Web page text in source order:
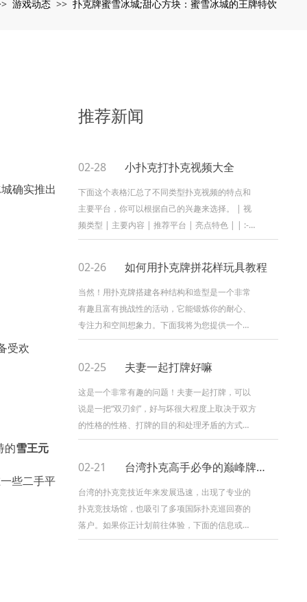
游戏动态 >> 扑克牌蜜雪冰城;甜心方块：蜜雪冰城的王牌特饮
确实推出
受欢
的雪王元
些二手平
推荐新闻
02-28 小扑克打扑克视频大全
下面这个表格汇总了不同类型扑克视频的特点和
主要平台，你可以根据自己的兴趣来选择。 | 视
频类型 | 主要内容 | 推荐平台 | 亮点特色 | | :--
| :-- | : | : | | 扑克魔术教...
02-26 如何用扑克牌拼花样玩具教程
当然！用扑克牌搭建各种结构和造型是一个非常
有趣且富有挑战性的活动，它能锻炼你的耐心、
专注力和空间想象力。下面我将为您提供一个从
基础到进阶的详细教程。 第一部分：准备工作与
02-25 夫妻一起打牌好嘛
这是一个非常有趣的问题！夫妻一起打牌，可以
说是一把“双刃剑”，好与坏很大程度上取决于双方
的性格的性格、打牌的目的和处理矛盾的方式。
简单来说：处理得好，是感情的感情的润滑剂；
02-21 台湾扑克高手必争的巅峰牌巅峰牌局
台湾的扑克竞技近年来发展迅速，出现了专业的
扑克竞技场馆，也吸引了多项国际扑克巡回赛的
落户。如果你正计划前往体验，下面的信息或许
能帮到你。 这里有一个简要的汇总表： | 类别 |